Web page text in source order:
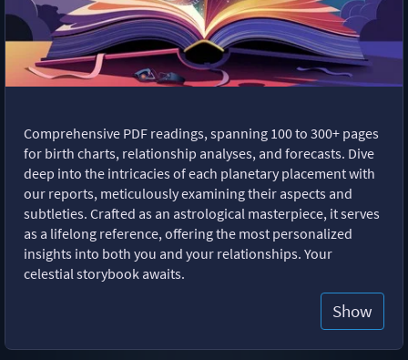
Comprehensive PDF readings, spanning 100 to 300+ pages
for birth charts, relationship analyses, and forecasts. Dive
deep into the intricacies of each planetary placement with
our reports, meticulously examining their aspects and
subtleties. Crafted as an astrological masterpiece, it serves
as a lifelong reference, offering the most personalized
insights into both you and your relationships. Your
celestial storybook awaits.
Show